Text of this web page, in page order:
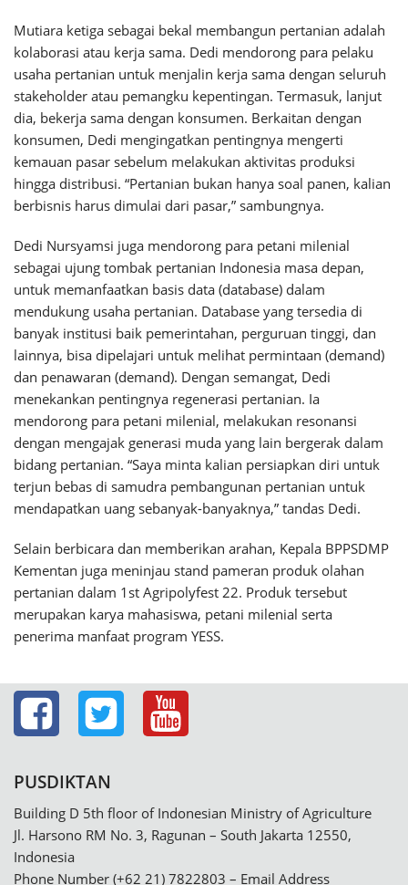
Mutiara ketiga sebagai bekal membangun pertanian adalah
kolaborasi atau kerja sama. Dedi mendorong para pelaku
usaha pertanian untuk menjalin kerja sama dengan seluruh
stakeholder atau pemangku kepentingan. Termasuk, lanjut
dia, bekerja sama dengan konsumen. Berkaitan dengan
konsumen, Dedi mengingatkan pentingnya mengerti
kemauan pasar sebelum melakukan aktivitas produksi
hingga distribusi. “Pertanian bukan hanya soal panen, kalian
berbisnis harus dimulai dari pasar,” sambungnya.
Dedi Nursyamsi juga mendorong para petani milenial
sebagai ujung tombak pertanian Indonesia masa depan,
untuk memanfaatkan basis data (database) dalam
mendukung usaha pertanian. Database yang tersedia di
banyak institusi baik pemerintahan, perguruan tinggi, dan
lainnya, bisa dipelajari untuk melihat permintaan (demand)
dan penawaran (demand). Dengan semangat, Dedi
menekankan pentingnya regenerasi pertanian. Ia
mendorong para petani milenial, melakukan resonansi
dengan mengajak generasi muda yang lain bergerak dalam
bidang pertanian. “Saya minta kalian persiapkan diri untuk
terjun bebas di samudra pembangunan pertanian untuk
mendapatkan uang sebanyak-banyaknya,” tandas Dedi.
Selain berbicara dan memberikan arahan, Kepala BPPSDMP
Kementan juga meninjau stand pameran produk olahan
pertanian dalam 1st Agripolyfest 22. Produk tersebut
merupakan karya mahasiswa, petani milenial serta
penerima manfaat program YESS.
PUSDIKTAN
Building D 5th floor of Indonesian Ministry of Agriculture
Jl. Harsono RM No. 3, Ragunan – South Jakarta 12550,
Indonesia
Phone Number (+62 21) 7822803 – Email Address